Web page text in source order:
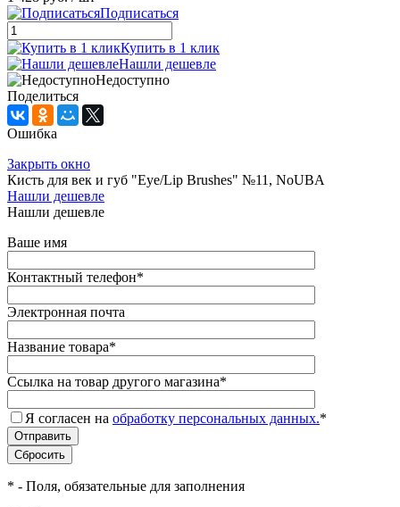
Подписаться
Купить в 1 клик
Нашли дешевле
Недоступно
Поделиться
Ошибка
Закрыть окно
Кисть для век и губ "Eye/Lip Brushes" №11, NoUBA
Нашли дешевле
Нашли дешевле
Ваше имя
Контактный телефон*
Электронная почта
Название товара*
Ссылка на товар другого магазина*
Я согласен на обработку персональных данных.*
* - Поля, обязательные для заполнения